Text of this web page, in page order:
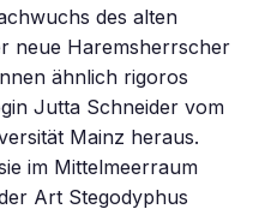
des alten
neue Haremsherrscher
ähnlich rigoros
Jutta Schneider vom
Mainz heraus.
im Mittelmeerraum
Art Stegodyphus